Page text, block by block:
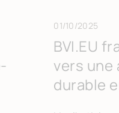
01/10/2025
BVI.EU
vers une
durable